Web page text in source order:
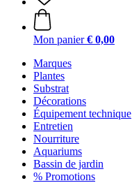
Mon panier € 0,00
Marques
Plantes
Substrat
Décorations
Équipement technique
Entretien
Nourriture
Aquariums
Bassin de jardin
% Promotions